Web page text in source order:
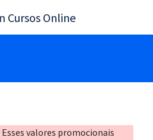
Esses valores promocionais